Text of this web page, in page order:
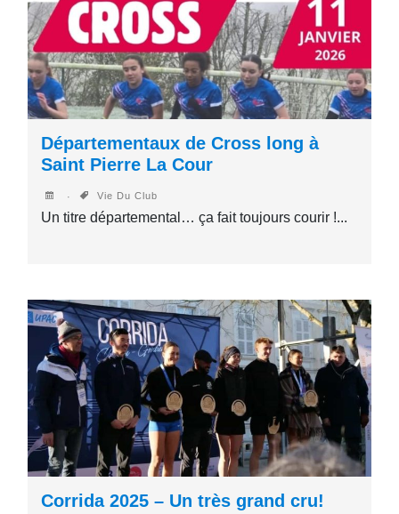
Départementaux de Cross long à
Saint Pierre La Cour
Vie Du Club
Un titre départemental… ça fait toujours courir !...
Corrida 2025 – Un très grand cru!